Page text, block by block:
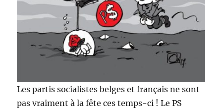
Les partis socialistes belges et français ne sont
pas vraiment à la fête ces temps-ci ! Le PS